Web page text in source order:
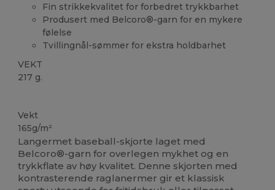
Fin strikkekvalitet for forbedret trykkbarhet
Produsert med Belcoro®-garn for en mykere
følelse
Tvillingnål-sømmer for ekstra holdbarhet
VEKT
217 g.
Vekt
165g/m²
Langermet baseball-skjorte laget med
Belcoro®-garn for overlegen mykhet og en
trykkflate av høy kvalitet. Denne skjorten med
kontrasterende raglanermer gir et klassisk